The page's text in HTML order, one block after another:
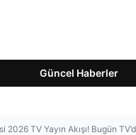
Güncel Haberler
2026 TV Yayın Akışı! Bugün